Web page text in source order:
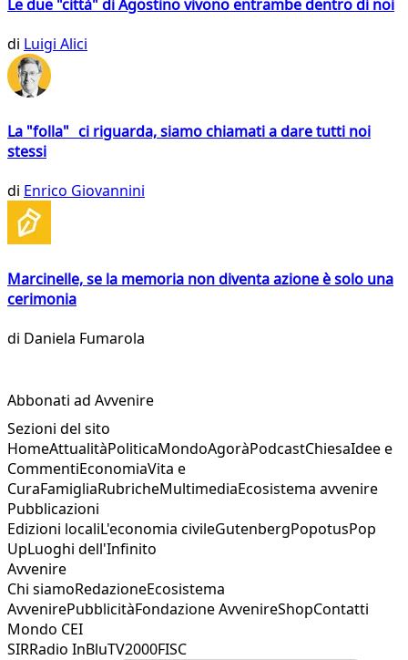
Le due "città" di Agostino vivono entrambe dentro di noi
di Luigi Alici
La "folla" ci riguarda, siamo chiamati a dare tutti noi
stessi
di Enrico Giovannini
Marcinelle, se la memoria non diventa azione è solo una
cerimonia
di Daniela Fumarola
Abbonati ad Avvenire
Sezioni del sito
HomeAttualitàPoliticaMondoAgoràPodcastChiesaIdee e
CommentiEconomiaVita e
CuraFamigliaRubricheMultimediaEcosistema avvenire
Pubblicazioni
Edizioni localiL'economia civileGutenbergPopotusPop
UpLuoghi dell'Infinito
Avvenire
Chi siamoRedazioneEcosistema
AvvenirePubblicitàFondazione AvvenireShopContatti
Mondo CEI
SIRRadio InBluTV2000FISC